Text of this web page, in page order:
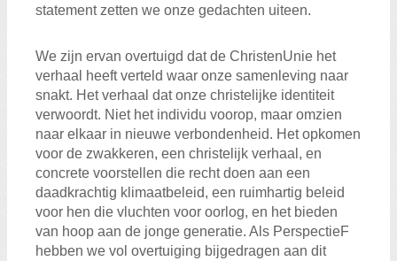
statement zetten we onze gedachten uiteen.
We zijn ervan overtuigd dat de ChristenUnie het
verhaal heeft verteld waar onze samenleving naar
snakt. Het verhaal dat onze christelijke identiteit
verwoordt. Niet het individu voorop, maar omzien
naar elkaar in nieuwe verbondenheid. Het opkomen
voor de zwakkeren, een christelijk verhaal, en
concrete voorstellen die recht doen aan een
daadkrachtig klimaatbeleid, een ruimhartig beleid
voor hen die vluchten voor oorlog, en het bieden
van hoop aan de jonge generatie. Als PerspectieF
hebben we vol overtuiging bijgedragen aan dit